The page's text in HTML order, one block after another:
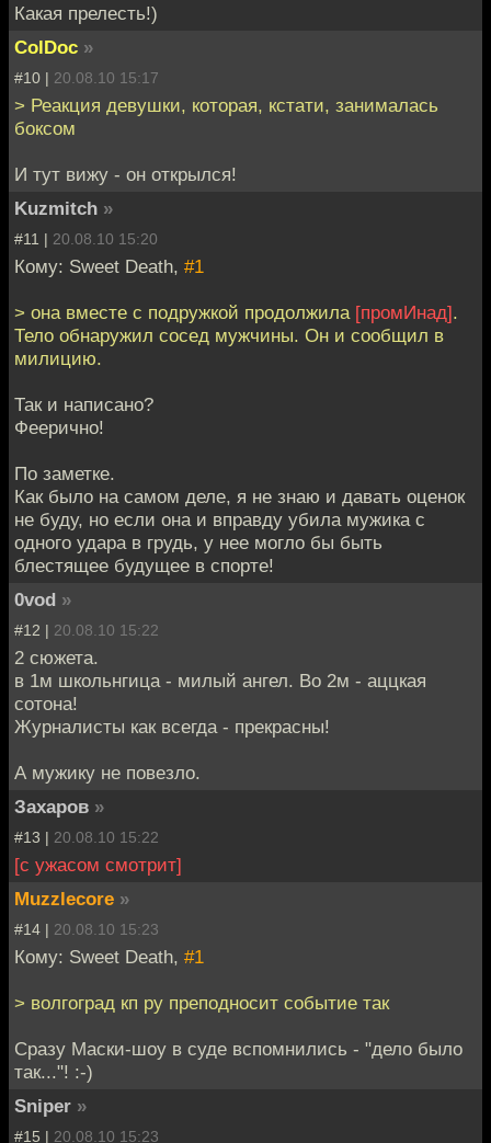
Какая прелесть!)
ColDoc »
#10 | 20.08.10 15:17
> Реакция девушки, которая, кстати, занималась
боксом
И тут вижу - он открылся!
Kuzmitch »
#11 | 20.08.10 15:20
Кому: Sweet Death, #1
> она вместе с подружкой продолжила [промИнад].
Тело обнаружил сосед мужчины. Он и сообщил в
милицию.
Так и написано?
Феерично!
По заметке.
Как было на самом деле, я не знаю и давать оценок
не буду, но если она и вправду убила мужика с
одного удара в грудь, у нее могло бы быть
блестящее будущее в спорте!
0vod »
#12 | 20.08.10 15:22
2 сюжета.
в 1м школьнгица - милый ангел. Во 2м - аццкая
сотона!
Журналисты как всегда - прекрасны!
А мужику не повезло.
Захаров »
#13 | 20.08.10 15:22
[с ужасом смотрит]
Muzzlecore »
#14 | 20.08.10 15:23
Кому: Sweet Death, #1
> волгоград кп ру преподносит событие так
Сразу Маски-шоу в суде вспомнились - "дело было
так..."! :-)
Sniper »
#15 | 20.08.10 15:23